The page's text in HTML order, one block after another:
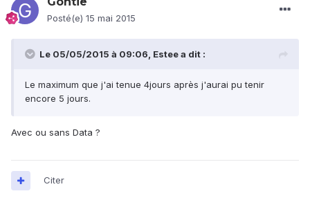
Posté(e) 15 mai 2015
Le 05/05/2015 à 09:06, Estee a dit :
Le maximum que j'ai tenue 4jours après j'aurai pu tenir
encore 5 jours.
Avec ou sans Data ?
Citer